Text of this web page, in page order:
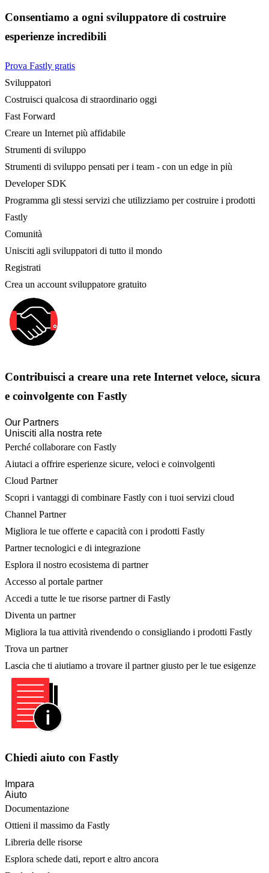
Consentiamo a ogni sviluppatore di costruire
esperienze incredibili
Prova Fastly gratis
Sviluppatori
Costruisci qualcosa di straordinario oggi
Fast Forward
Creare un Internet più affidabile
Strumenti di sviluppo
Strumenti di sviluppo pensati per i team - con un edge in più
Developer SDK
Programma gli stessi servizi che utilizziamo per costruire i prodotti
Fastly
Comunità
Unisciti agli sviluppatori di tutto il mondo
Registrati
Crea un account sviluppatore gratuito
Contribuisci a creare una rete Internet veloce, sicura
e coinvolgente con Fastly
Our Partners
Unisciti alla nostra rete
Perché collaborare con Fastly
Aiutaci a offrire esperienze sicure, veloci e coinvolgenti
Cloud Partner
Scopri i vantaggi di combinare Fastly con i tuoi servizi cloud
Channel Partner
Migliora le tue offerte e capacità con i prodotti Fastly
Partner tecnologici e di integrazione
Esplora il nostro ecosistema di partner
Accesso al portale partner
Accedi a tutte le tue risorse partner di Fastly
Diventa un partner
Migliora la tua attività rivendendo o consigliando i prodotti Fastly
Trova un partner
Lascia che ti aiutiamo a trovare il partner giusto per le tue esigenze
Chiedi aiuto con Fastly
Impara
Aiuto
Documentazione
Ottieni il massimo da Fastly
Libreria delle risorse
Esplora schede dati, report e altro ancora